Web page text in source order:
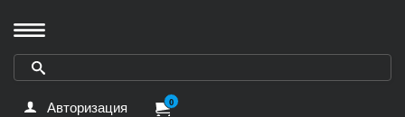
Авторизация 0